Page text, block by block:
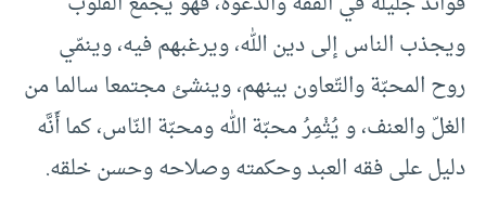
ويجذب الناس إلى دين الله، ويرغبهم فيه، وينمّي
روح المحبّة والتّعاون بينهم، وينشئ مجتمعا سالما من
الغلّ والعنف، و يُثْمِرُ محبّة الله ومحبّة النّاس، كما أَنَّه
دليل على فقه العبد وحكمته وصلاحه وحسن خلقه.